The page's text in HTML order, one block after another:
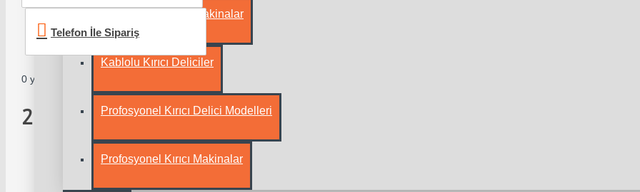
Akülü Kırıcı Delici Makinalar
Kablolu Kırıcı Deliciler
Profosyonel Kırıcı Delici Modelleri
Profosyonel Kırıcı Makinalar
Telefon İle Sipariş
0 yorum yapılmış.
2.255,00TL
Stok Durumu: